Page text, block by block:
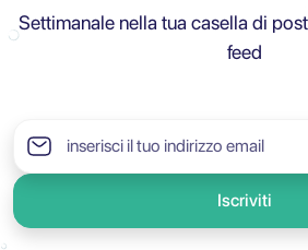
Settimanale nella tua casella di
feed
Iscriviti